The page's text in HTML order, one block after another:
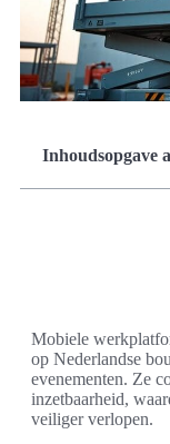
Inhoudsopgave
Mobiele
op Nederlandse
evenementen. Ze
inzetbaarheid,
veiliger verlopen.